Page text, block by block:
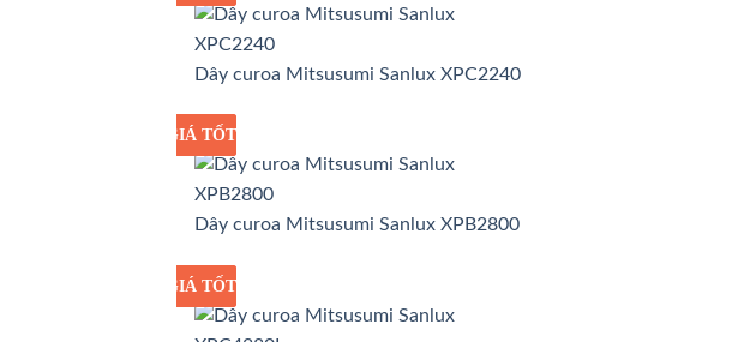
Dây curoa Mitsusumi Sanlux XPC2240
GIÁ SỈ
GIÁ TỐT
Dây curoa Mitsusumi Sanlux XPB2800
GIÁ SỈ
GIÁ TỐT